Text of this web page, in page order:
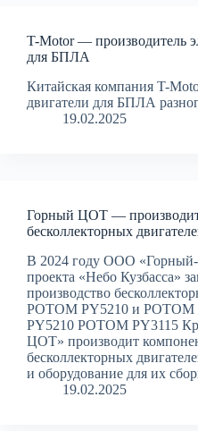
T-Motor — производитель
для БПЛА
Китайская компания T-
двигатели для БПЛА
19.02.2025
Горный ЦОТ —
бесколлекторных
В 2024 году ООО
проекта «Небо Кузбасса»
производство
РОТОМ PY5210 и РОТОМ
PY5210 РОТОМ PY3115
ЦОТ» производит
бесколлекторных
и оборудование для их
19.02.2025